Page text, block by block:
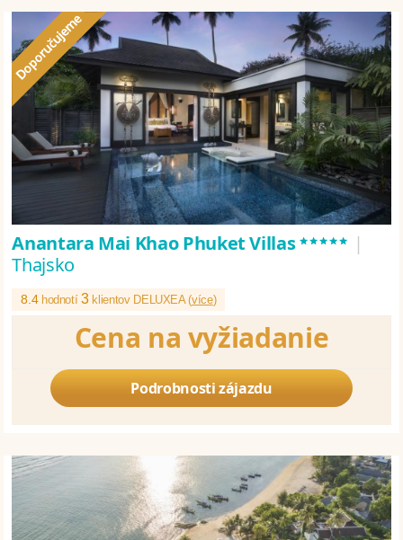
Anantara Mai Khao Phuket Villas***** |
Thajsko
8.4 hodnotí3klientov DELUXEA (více)
Cena na vyžiadanie
Podrobnosti zájazdu